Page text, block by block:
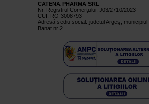
CATENA PHARMA SRL
Nr. Registrul Comerţului: J03/2710/2023
CUI: RO 3008793
Adresă sediu social: judetul Argeş, municipiul
Banat nr.2